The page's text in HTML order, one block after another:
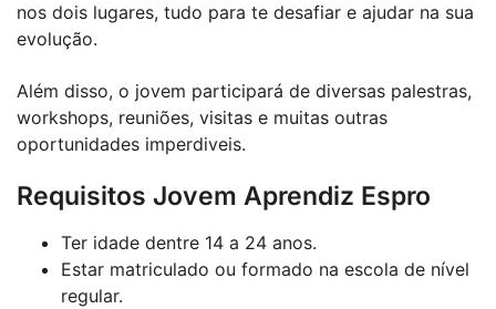
nos dois lugares, tudo para te desafiar e ajudar na sua
evolução.
Além disso, o jovem participará de diversas palestras,
workshops, reuniões, visitas e muitas outras
oportunidades imperdiveis.
Requisitos Jovem Aprendiz Espro
Ter idade dentre 14 a 24 anos.
Estar matriculado ou formado na escola de nível
regular.